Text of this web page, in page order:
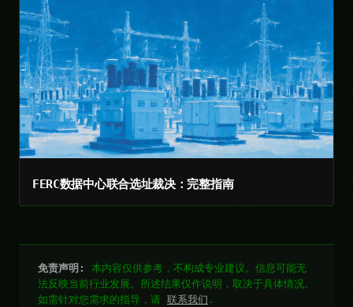
FERC数据中心联合选址裁决：完整指南
免责声明:
本内容仅供参考，不构成专业建议。信息可能无
法反映当前行业发展。所述结果仅作说明，取决于具体情况。
如需针对您需求的指导，请 联系我们 .